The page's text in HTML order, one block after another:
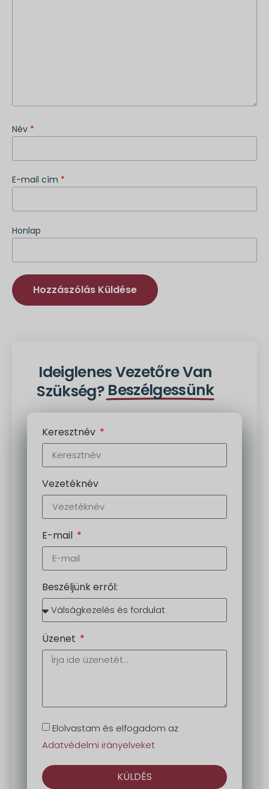
Név *
E-mail cím *
Honlap
Ideiglenes Vezetőre Van
Szükség? Beszélgessünk
Keresztnév
Vezetéknév
E-mail
Beszéljünk erről:
Üzenet
Elolvastam és elfogadom az
Adatvédelmi irányelveket
KÜLDÉS